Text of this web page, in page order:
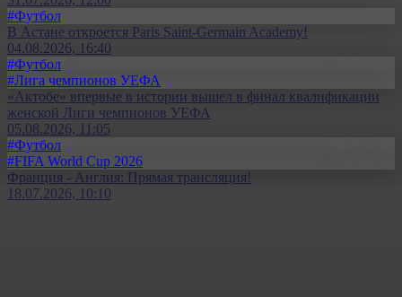
#Футбол
В Астане откроется Paris Saint-Germain Academy!
04.08.2026, 16:40
#Футбол
#Лига чемпионов УЕФА
«Актобе» впервые в истории вышел в финал квалификации
женской Лиги чемпионов УЕФА
05.08.2026, 11:05
#Футбол
#FIFA World Cup 2026
Франция - Англия: Прямая трансляция!
18.07.2026, 10:10